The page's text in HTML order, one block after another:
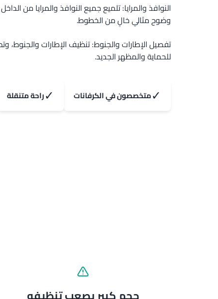
النوافذ والمرايا: تلميع جميع النوافذ والمرايا من
وضوح مثالي خالٍ من الخطوط.
تفصيل الإطارات والجنوط: تنظيف الإطارات والجنوط،
للحماية والمظهر الجديد.
✓متخصصون في الكرفانات ✓راحة متنقلة